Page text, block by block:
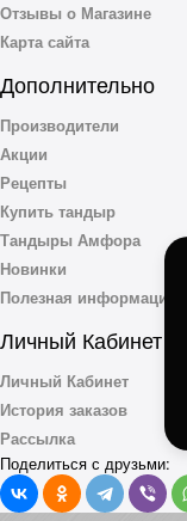
Отзывы о Магазине
Карта сайта
Дополнительно
Производители
Акции
Рецепты
Купить тандыр
Тандыры Амфора
Новинки
Полезная информация
Личный Кабинет
Личный Кабинет
История заказов
Рассылка
Поделиться с друзьми: